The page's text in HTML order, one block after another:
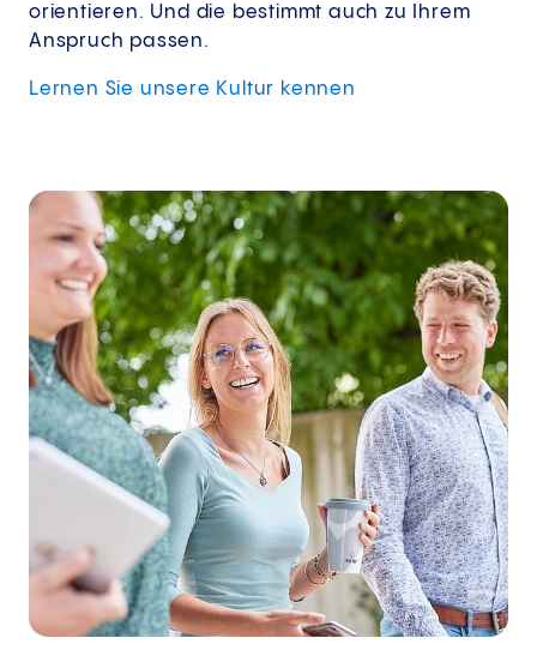
orientieren. Und die bestimmt auch zu Ihrem
Anspruch passen.
Lernen Sie unsere Kultur kennen